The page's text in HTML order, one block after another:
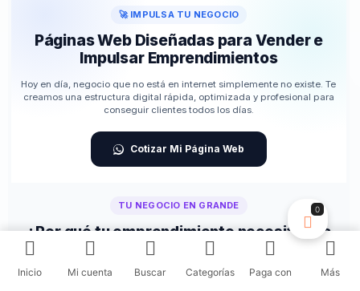
🚀 IMPULSA TU NEGOCIO
Páginas Web Diseñadas para Vender e
Impulsar Emprendimientos
Hoy en día, negocio que no está en internet simplemente no existe. Te
creamos una estructura digital rápida, optimizada y profesional para
conseguir clientes todos los días.
Cotizar Mi Página Web
TU NEGOCIO EN GRANDE
¿Por qué tu emprendimiento necesita una
Web ya?
Inicio Mi cuenta Buscar Categorías Paga con Más
0